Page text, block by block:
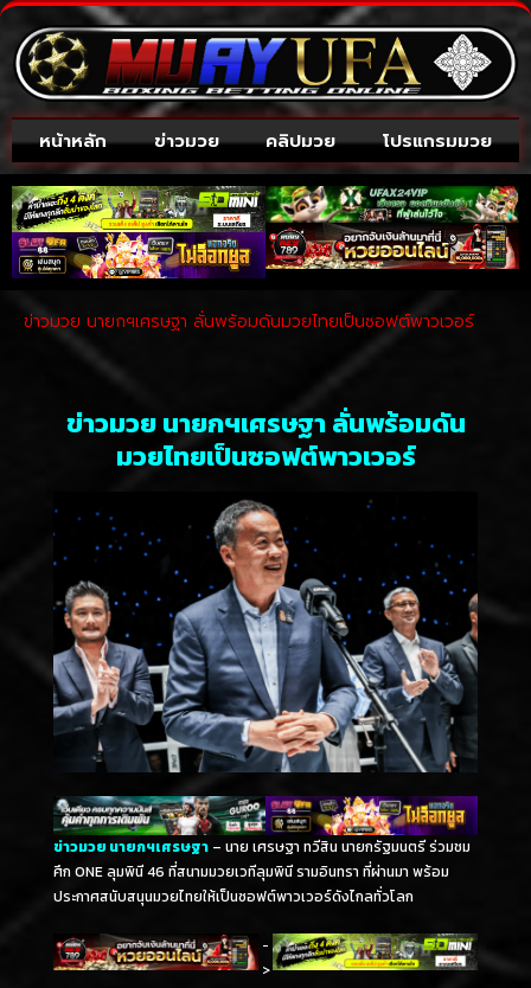
หน้าหลัก ข่าวมวย คลิปมวย โปรแกรมมวย
ข่าวมวย นายกฯเศรษฐา ลั่นพร้อมดันมวยไทยเป็นซอฟต์พาวเวอร์
ข่าวมวย นายกฯเศรษฐา ลั่นพร้อมดัน
มวยไทยเป็นซอฟต์พาวเวอร์
ข่าวมวย นายกฯเศรษฐา – นาย เศรษฐา ทวีสิน นายกรัฐมนตรี ร่วมชม
ศึก ONE ลุมพินี 46 ที่สนามมวยเวทีลุมพินี รามอินทรา ที่ผ่านมา พร้อม
ประกาศสนับสนุนมวยไทยให้เป็นซอฟต์พาวเวอร์ดังไกลทั่วโลก
-
>